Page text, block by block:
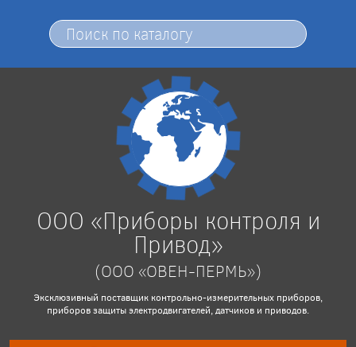
ООО «Приборы контроля и
Привод»
(ООО «ОВЕН-ПЕРМЬ»)
Эксклюзивный поставщик контрольно-измерительных приборов,
приборов защиты электродвигателей, датчиков и приводов.